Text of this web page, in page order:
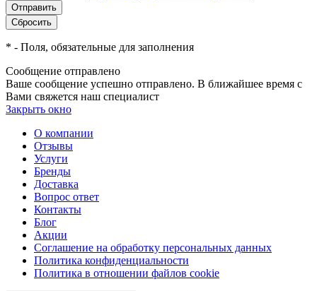
* - Поля, обязательные для заполнения
Сообщение отправлено
Ваше сообщение успешно отправлено. В ближайшее время с
Вами свяжется наш специалист
Закрыть окно
О компании
Отзывы
Услуги
Бренды
Доставка
Вопрос ответ
Контакты
Блог
Акции
Соглашение на обработку персональных данных
Политика конфиденциальности
Политика в отношении файлов cookie